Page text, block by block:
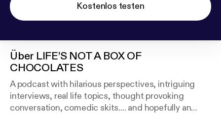
Kostenlos testen
Über LIFE’S NOT A BOX OF
CHOCOLATES
A podcast with hilarious perspectives, intriguing
interviews, real life topics, thought provoking
conversation, comedic skits.... and hopefully an